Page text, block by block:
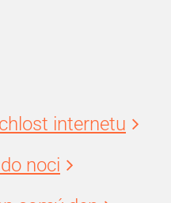
internetu
noci